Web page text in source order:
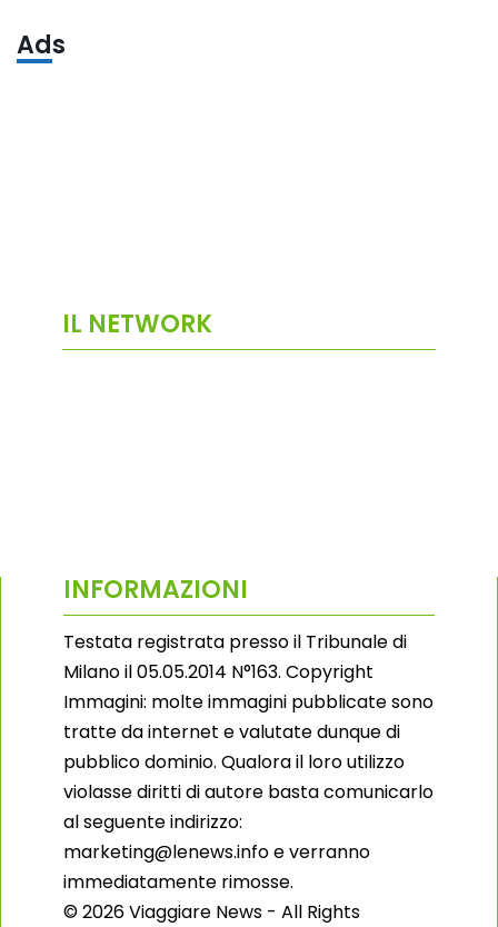
Ads
IL NETWORK
INFORMAZIONI
Testata registrata presso il Tribunale di
Milano il 05.05.2014 N°163. Copyright
Immagini: molte immagini pubblicate sono
tratte da internet e valutate dunque di
pubblico dominio. Qualora il loro utilizzo
violasse diritti di autore basta comunicarlo
al seguente indirizzo:
marketing@lenews.info e verranno
immediatamente rimosse.
© 2026 Viaggiare News - All Rights